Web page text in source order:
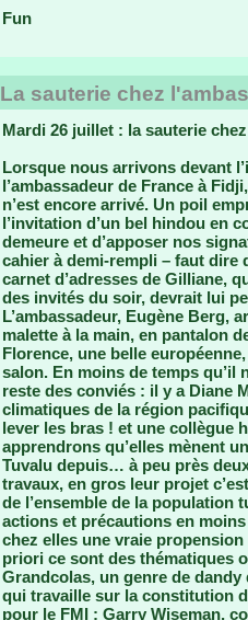
Fun
La sauterie chez
Mardi 26 juillet : la sauterie
Lorsque nous arrivons devant
l’ambassadeur de France à
n’est encore arrivé. Un poil
l’invitation d’un bel hindou en
demeure et d’apposer nos
cahier à demi-rempli – faut dire
carnet d’adresses de Gilliane,
des invités du soir, devrait lui
L’ambassadeur, Eugène Berg,
malette à la main, en pantalon
Florence, une belle
salon. En moins de temps
reste des conviés : il y a Diane
climatiques de la région
lever les bras ! et une collègue
apprendrons qu’elles mènent
Tuvalu depuis… à peu près
travaux, en gros leur projet
de l’ensemble de la population
actions et précautions en
chez elles une vraie
priori ce sont des thématiques
Grandcolas, un genre de
qui travaille sur la constitution
pour le FMI ; Garry Wiseman,